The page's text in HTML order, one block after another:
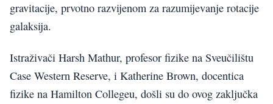
gravitacije, prvotno razvijenom za razumijevanje rotacije
galaksija.
Istraživači Harsh Mathur, profesor fizike na Sveučilištu
Case Western Reserve, i Katherine Brown, docentica
fizike na Hamilton Collegeu, došli su do ovog zaključka